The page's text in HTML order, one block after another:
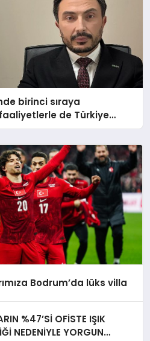
birinci sıraya
de Türkiye
Bodrum’da lüks villa
%47’Sİ OFİSTE IŞIK
NEDENİYLE YORGUN